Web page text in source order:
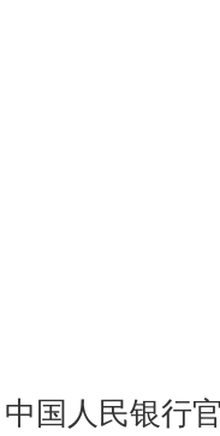
国人民银行